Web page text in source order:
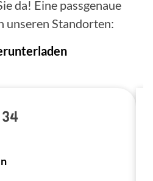
da! Eine passgenaue
unseren Standorten: